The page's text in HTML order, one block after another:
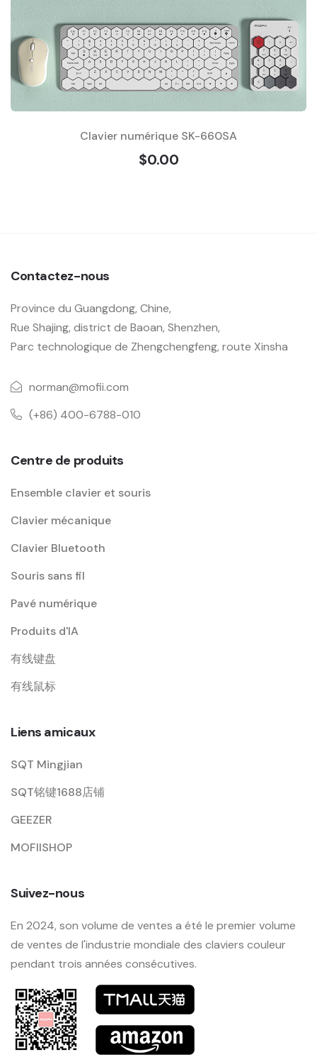
Clavier numérique SK-660SA
$0.00
Contactez-nous
Province du Guangdong, Chine,
Rue Shajing, district de Baoan, Shenzhen,
Parc technologique de Zhengchengfeng, route Xinsha
norman@mofii.com
(+86) 400-6788-010
Centre de produits
Ensemble clavier et souris
Clavier mécanique
Clavier Bluetooth
Souris sans fil
Pavé numérique
Produits d'IA
有线键盘
有线鼠标
Liens amicaux
SQT Mingjian
SQT铭键1688店铺
GEEZER
MOFIISHOP
Suivez-nous
En 2024, son volume de ventes a été le premier volume
de ventes de l'industrie mondiale des claviers couleur
pendant trois années consécutives.